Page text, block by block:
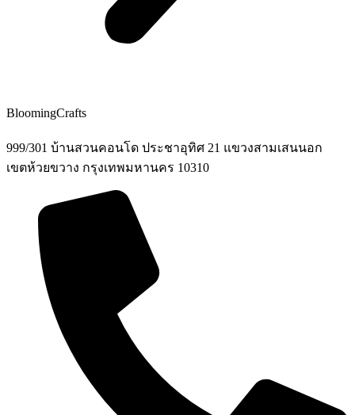
BloomingCrafts
999/301 บ้านสวนคอนโด ประชาอุทิศ 21 แขวงสามเสนนอก
เขตห้วยขวาง กรุงเทพมหานคร 10310